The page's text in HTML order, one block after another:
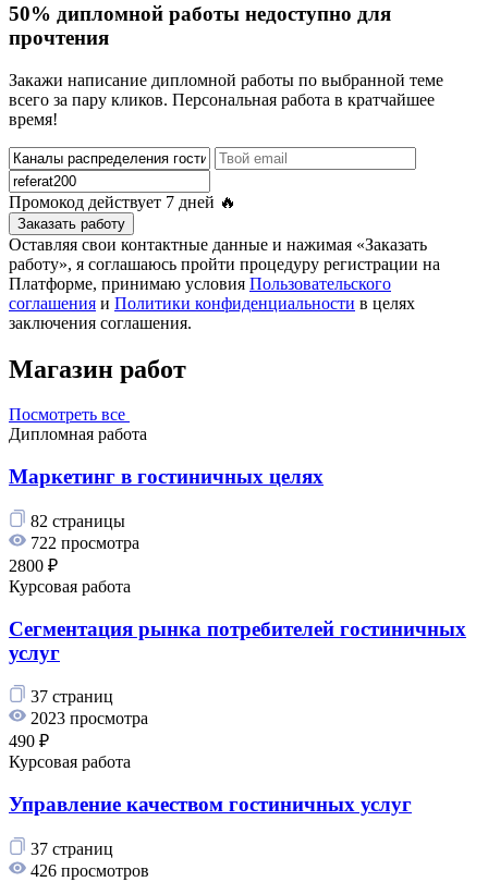
50% дипломной работы недоступно для
прочтения
Закажи написание дипломной работы по выбранной теме
всего за пару кликов. Персональная работа в кратчайшее
время!
Промокод действует 7 дней 🔥
Заказать работу
Оставляя свои контактные данные и нажимая «Заказать
работу», я соглашаюсь пройти процедуру регистрации на
Платформе, принимаю условия Пользовательского
соглашения и Политики конфиденциальности в целях
заключения соглашения.
Магазин работ
Посмотреть все
Дипломная работа
Маркетинг в гостиничных целях
82 страницы
722 просмотра
2800 ₽
Курсовая работа
Сегментация рынка потребителей гостиничных
услуг
37 страниц
2023 просмотра
490 ₽
Курсовая работа
Управление качеством гостиничных услуг
37 страниц
426 просмотров